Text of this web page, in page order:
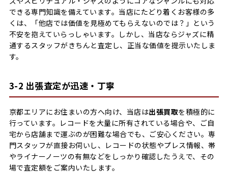
できる専門知識を備えています。当店にたどり着くお客様の多
くは、「他店では価値を見極めてもらえないのでは？」という
不安を抱えていらっしゃいます。しかし、当店ならジャズに精
通するスタッフがきちんと査定し、正当な価値を提示いたしま
す。
3-2 出張査定が迅速・丁寧
京都エリアにお住まいの方へ向け、当店は出張買取を積極的に
行っています。レコードを大量に所有されている場合や、ご自
宅から店舗まで運ぶのが困難な場合でも、ご安心ください。専
門スタッフが直接お伺いし、レコードの状態やプレス情報、帯
やライナーノーツの有無などをしっかり確認したうえで、その
場で査定額をご案内いたします。